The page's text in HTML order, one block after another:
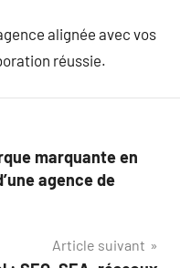
alignée avec vos
réussie.
marquante en
agence de
Article suivant